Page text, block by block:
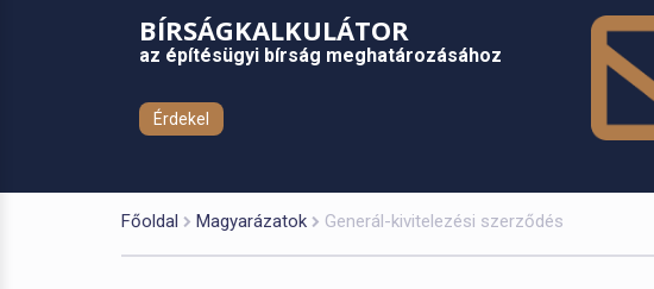
BÍRSÁGKALKULÁTOR
az építésügyi bírság meghatározásához
Érdekel
Főoldal Magyarázatok Generál-kivitelezési szerződés